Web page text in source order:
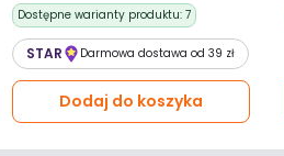
Dostępne warianty produktu: 7
STAR Darmowa dostawa od 39 zł
Dodaj do koszyka